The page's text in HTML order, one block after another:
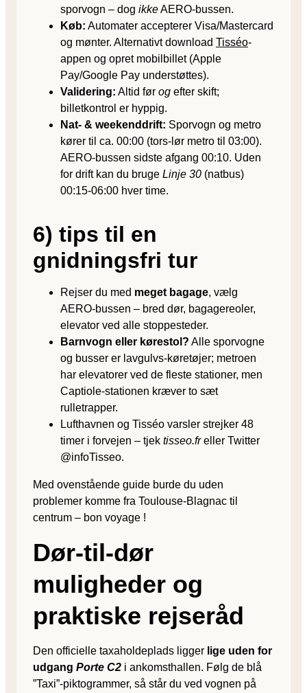
sporvogn – dog ikkeAERO-bussen.
Køb: Automater accepterer Visa/Mastercard
og mønter. Alternativt download Tisséo-
appen og opret mobilbillet (Apple
Pay/Google Pay understøttes).
Validering: Altid før og efter skift;
billetkontrol er hyppig.
Nat- & weekenddrift: Sporvogn og metro
kører til ca. 00:00 (tors-lør metro til 03:00).
AERO-bussen sidste afgang 00:10. Uden
for drift kan du bruge Linje 30 (natbus)
00:15-06:00 hver time.
6) tips til en
gnidningsfri tur
Rejser du med meget bagage, vælg
AERO-bussen – bred dør, bagagereoler,
elevator ved alle stoppesteder.
Barnvogn eller kørestol? Alle sporvogne
og busser er lavgulvs-køretøjer; metroen
har elevatorer ved de fleste stationer, men
Captiole-stationen kræver to sæt
rulletrapper.
Lufthavnen og Tisséo varsler strejker 48
timer i forvejen – tjek tisseo.freller Twitter
@infoTisseo.
Med ovenstående guide burde du uden
problemer komme fra Toulouse-Blagnac til
centrum – bon voyage !
Dør-til-dør
muligheder og
praktiske rejseråd
Den officielle taxaholdeplads ligger lige uden for
udgang Porte C2 i ankomsthallen. Følg de blå
”Taxi”-piktogrammer, så står du ved vognen på